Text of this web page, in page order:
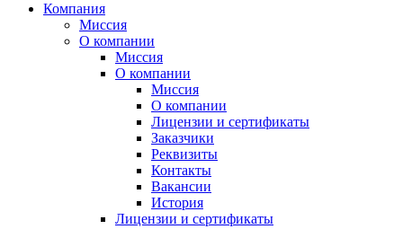
Компания
Миссия
О компании
Миссия
О компании
Миссия
О компании
Лицензии и сертификаты
Заказчики
Реквизиты
Контакты
Вакансии
История
Лицензии и сертификаты